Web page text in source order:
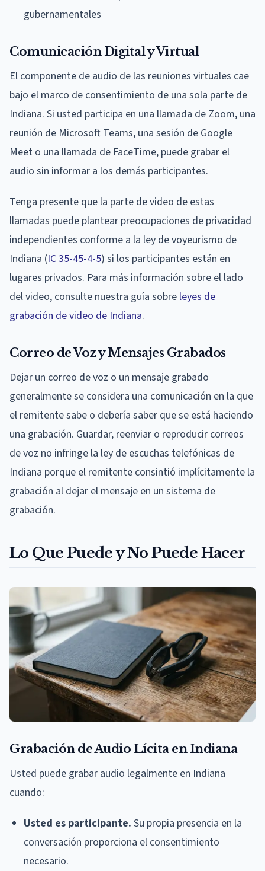
gubernamentales
Comunicación Digital y Virtual
El componente de audio de las reuniones virtuales cae
bajo el marco de consentimiento de una sola parte de
Indiana. Si usted participa en una llamada de Zoom, una
reunión de Microsoft Teams, una sesión de Google
Meet o una llamada de FaceTime, puede grabar el
audio sin informar a los demás participantes.
Tenga presente que la parte de video de estas
llamadas puede plantear preocupaciones de privacidad
independientes conforme a la ley de voyeurismo de
Indiana (IC 35-45-4-5) si los participantes están en
lugares privados. Para más información sobre el lado
del video, consulte nuestra guía sobre leyes de
grabación de video de Indiana.
Correo de Voz y Mensajes Grabados
Dejar un correo de voz o un mensaje grabado
generalmente se considera una comunicación en la que
el remitente sabe o debería saber que se está haciendo
una grabación. Guardar, reenviar o reproducir correos
de voz no infringe la ley de escuchas telefónicas de
Indiana porque el remitente consintió implícitamente la
grabación al dejar el mensaje en un sistema de
grabación.
Lo Que Puede y No Puede Hacer
Grabación de Audio Lícita en Indiana
Usted puede grabar audio legalmente en Indiana
cuando:
Usted es participante. Su propia presencia en la
conversación proporciona el consentimiento
necesario.